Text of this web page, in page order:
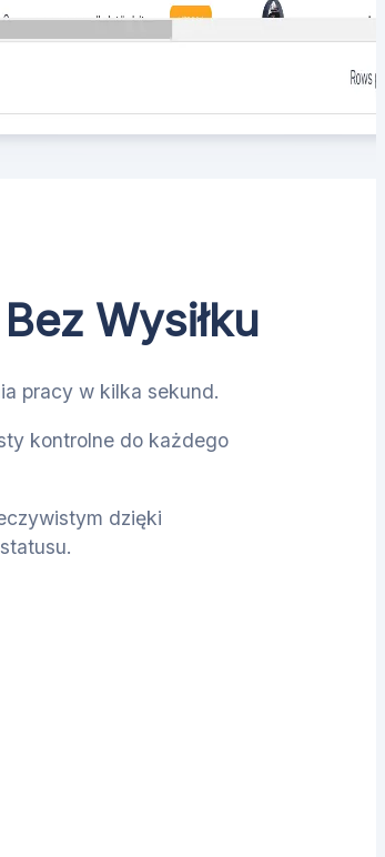
Wysiłku
pracy w kilka sekund.
kontrolne do każdego
dzięki